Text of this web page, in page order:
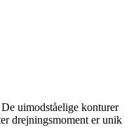
uimodståelige konturer
drejningsmoment er unik